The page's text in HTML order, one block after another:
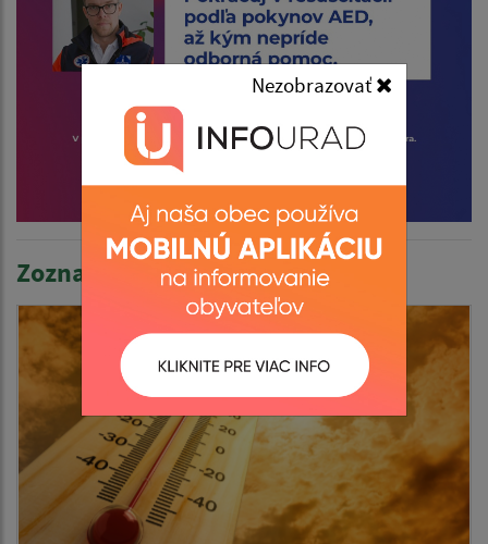
Nezobrazovať
Zoznam aktualít: